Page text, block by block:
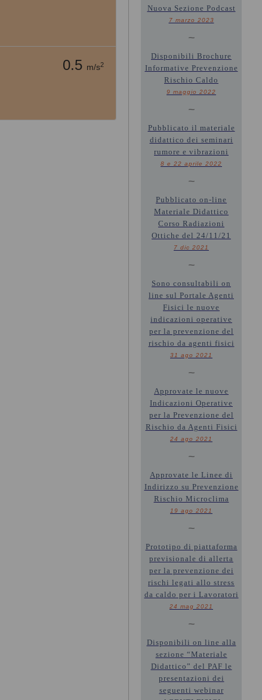
0.5 m/s2
Nuova Sezione Podcast
7 marzo 2023
~
Disponibili Brochure
Informative Prevenzione
Rischio Caldo
9 maggio 2022
~
Pubblicato il materiale
didattico dei seminari
rumore e vibrazioni
8 e 22 aprile 2022
~
Pubblicato on-line
Materiale Didattico
Corso Radiazioni
Ottiche del 24/11/21
7 dic 2021
~
Sono consultabili on
line sul Portale Agenti
Fisici le nuove
indicazioni operative
per la prevenzione del
rischio da agenti fisici
31 ago 2021
~
Approvate le nuove
Indicazioni Operative
per la Prevenzione del
Rischio da Agenti Fisici
24 ago 2021
~
Approvate le Linee di
Indirizzo su Prevenzione
Rischio Microclima
19 ago 2021
~
Prototipo di piattaforma
previsionale di allerta
per la prevenzione dei
rischi legati allo stress
da caldo per i Lavoratori
24 mag 2021
~
Disponibili on line alla
sezione “Materiale
Didattico” del PAF le
presentazioni dei
seguenti webinar